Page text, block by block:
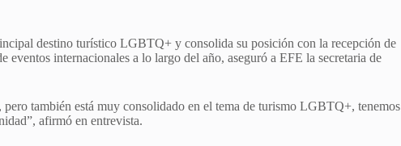
destino turístico LGBTQ+ y consolida su posición con la recepción de
eventos internacionales a lo largo del año, aseguró a EFE la secretaria de
también está muy consolidado en el tema de turismo LGBTQ+, tenemos
afirmó en entrevista.